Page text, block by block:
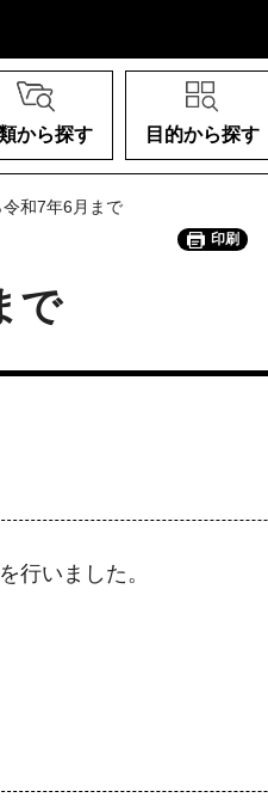
から探す 目的から探す
和7年6月まで
印刷
で
行いました。